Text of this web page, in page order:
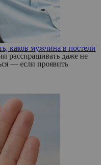
каков мужчина в постели
расспрашивать даже не
— если проявить